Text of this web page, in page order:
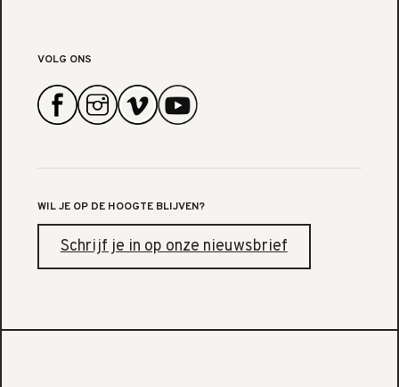
VOLG ONS
WIL JE OP DE HOOGTE BLIJVEN?
Schrijf je in op onze nieuwsbrief